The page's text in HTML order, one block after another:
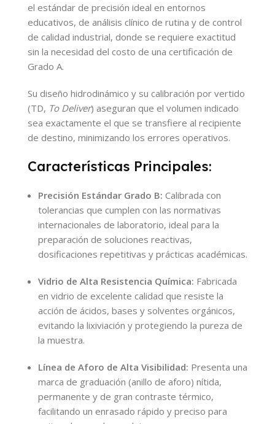
el estándar de precisión ideal en entornos
educativos, de análisis clínico de rutina y de control
de calidad industrial, donde se requiere exactitud
sin la necesidad del costo de una certificación de
Grado A.
Su diseño hidrodinámico y su calibración por vertido
(TD, To Deliver) aseguran que el volumen indicado
sea exactamente el que se transfiere al recipiente
de destino, minimizando los errores operativos.
Características Principales:
Precisión Estándar Grado B: Calibrada con
tolerancias que cumplen con las normativas
internacionales de laboratorio, ideal para la
preparación de soluciones reactivas,
dosificaciones repetitivas y prácticas académicas.
Vidrio de Alta Resistencia Química: Fabricada
en vidrio de excelente calidad que resiste la
acción de ácidos, bases y solventes orgánicos,
evitando la lixiviación y protegiendo la pureza de
la muestra.
Línea de Aforo de Alta Visibilidad: Presenta una
marca de graduación (anillo de aforo) nítida,
permanente y de gran contraste térmico,
facilitando un enrasado rápido y preciso para